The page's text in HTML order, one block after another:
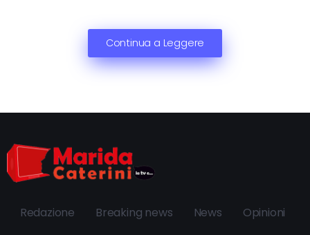
Continua a Leggere
Redazione Breaking news News Opinioni